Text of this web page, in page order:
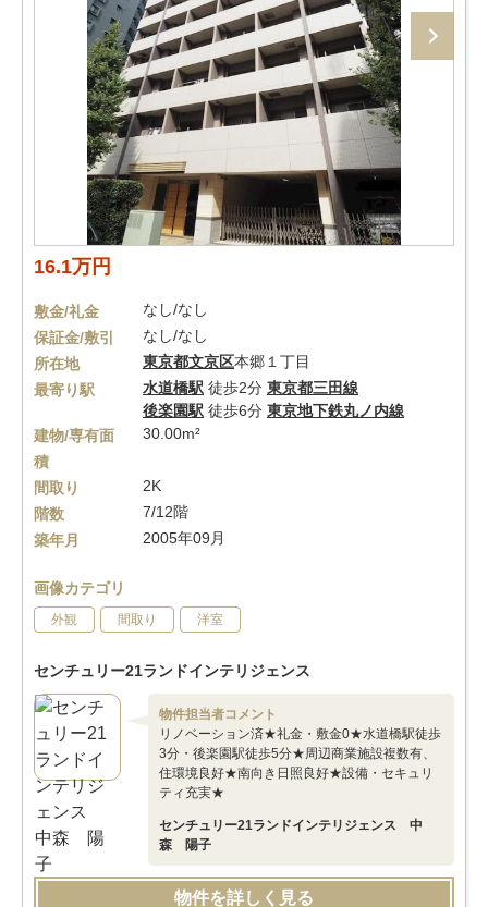
16.1万円
敷金/礼金
なし/なし
保証金/敷引
なし/なし
所在地
東京都文京区本郷１丁目
最寄り駅
水道橋駅 徒歩2分 東京都三田線
後楽園駅 徒歩6分 東京地下鉄丸ノ内線
建物/専有面
積
30.00m²
間取り
2K
階数
7/12階
築年月
2005年09月
画像カテゴリ
外観 間取り 洋室
センチュリー21ランドインテリジェンス
物件担当者コメント
リノベーション済★礼金・敷金0★水道橋駅徒歩
3分・後楽園駅徒歩5分★周辺商業施設複数有、
住環境良好★南向き日照良好★設備・セキュリ
ティ充実★
センチュリー21ランドインテリジェンス 中
森 陽子
物件を詳しく見る